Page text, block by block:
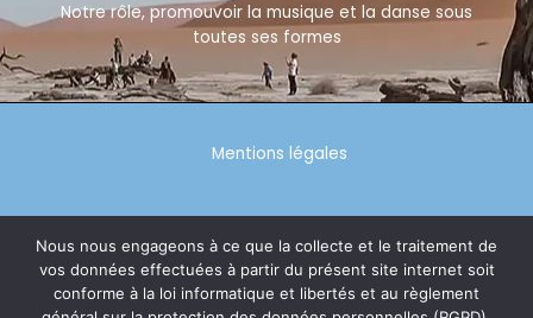
Notre rôle, promouvoir la musique et la danse sous
toutes ses formes
Mentions légales
Politique de confidentialité
Nous nous engageons à ce que la collecte et le traitement de
vos données effectuées à partir du présent site internet soit
conforme à la loi informatique et libertés et au règlement